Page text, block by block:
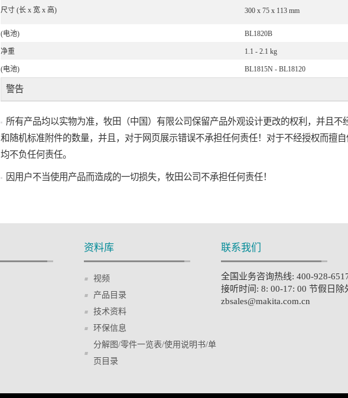
尺寸 (长 x 宽 x 高) 300 x 75 x 113 mm
(电池) BL1820B
净重 1.1 - 2.1 kg
(电池) BL1815N - BL18120
警告
所有产品均以实物为准，牧田（中国）有限公司保留产品外观设计更改的权利，并且不
和随机标准附件的数量，并且，对于网页展示错误不承担任何责任！对于不经授权而擅自
均不负任何责任。
因用户不当使用产品而造成的一切损失，牧田公司不承担任何责任！
资料库
视频
产品目录
技术资料
环保信息
分解图/零件一览表/使用说明书/单
页目录
联系我们
全国业务咨询热线: 400-928-
接听时间: 8: 00-17: 00 节假日除
zbsales@makita.com.cn